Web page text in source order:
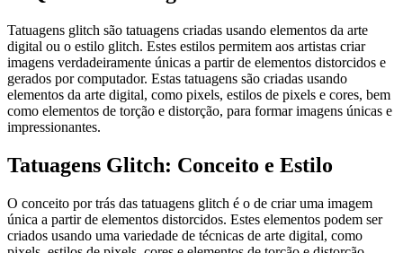
Tatuagens glitch são tatuagens criadas usando elementos da arte
digital ou o estilo glitch. Estes estilos permitem aos artistas criar
imagens verdadeiramente únicas a partir de elementos distorcidos e
gerados por computador. Estas tatuagens são criadas usando
elementos da arte digital, como pixels, estilos de pixels e cores, bem
como elementos de torção e distorção, para formar imagens únicas e
impressionantes.
Tatuagens Glitch: Conceito e Estilo
O conceito por trás das tatuagens glitch é o de criar uma imagem
única a partir de elementos distorcidos. Estes elementos podem ser
criados usando uma variedade de técnicas de arte digital, como